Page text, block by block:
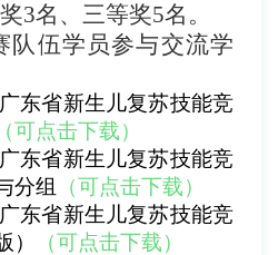
3名、三等奖5名。
队伍学员参与交流学
东省新生儿复苏技能竞
（可点击下载）
东省新生儿复苏技能竞
分组
（可点击下载）
东省新生儿复苏技能竞
（可点击下载）